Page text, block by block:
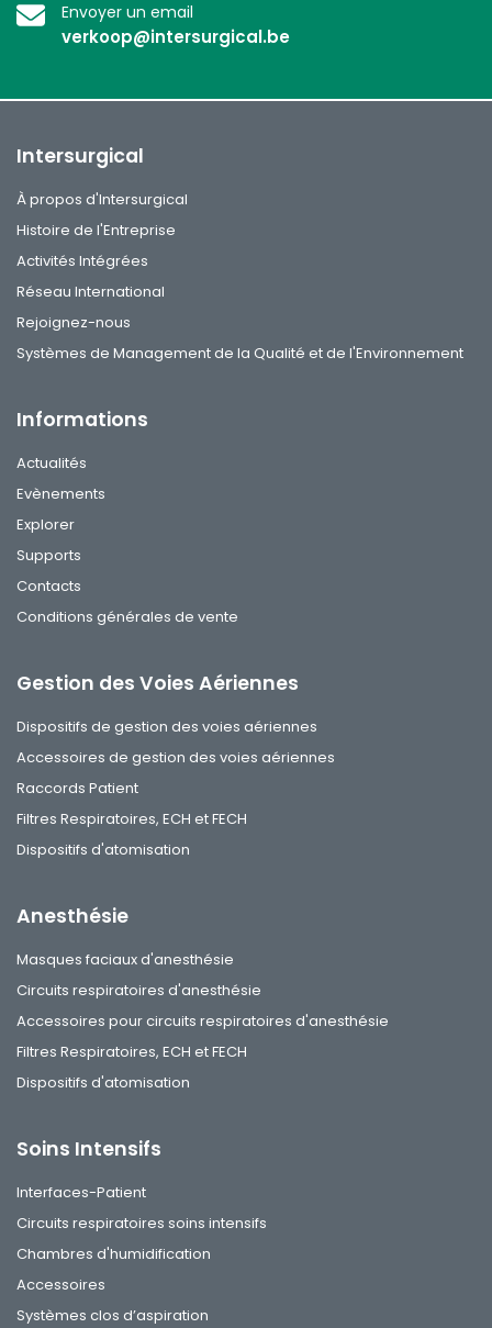
Envoyer un email
verkoop@intersurgical.be
Intersurgical
À propos d'Intersurgical
Histoire de l'Entreprise
Activités Intégrées
Réseau International
Rejoignez-nous
Systèmes de Management de la Qualité et de l'Environnement
Informations
Actualités
Evènements
Explorer
Supports
Contacts
Conditions générales de vente
Gestion des Voies Aériennes
Dispositifs de gestion des voies aériennes
Accessoires de gestion des voies aériennes
Raccords Patient
Filtres Respiratoires, ECH et FECH
Dispositifs d'atomisation
Anesthésie
Masques faciaux d'anesthésie
Circuits respiratoires d'anesthésie
Accessoires pour circuits respiratoires d'anesthésie
Filtres Respiratoires, ECH et FECH
Dispositifs d'atomisation
Soins Intensifs
Interfaces-Patient
Circuits respiratoires soins intensifs
Chambres d'humidification
Accessoires
Systèmes clos d’aspiration